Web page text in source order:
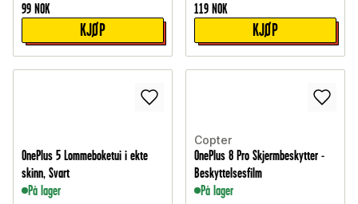
99 NOK
KJØP
119 NOK
KJØP
OnePlus 5 Lommeboketui i ekte
skinn, Svart
På lager
Copter
OnePlus 8 Pro Skjermbeskytter -
Beskyttelsesfilm
På lager